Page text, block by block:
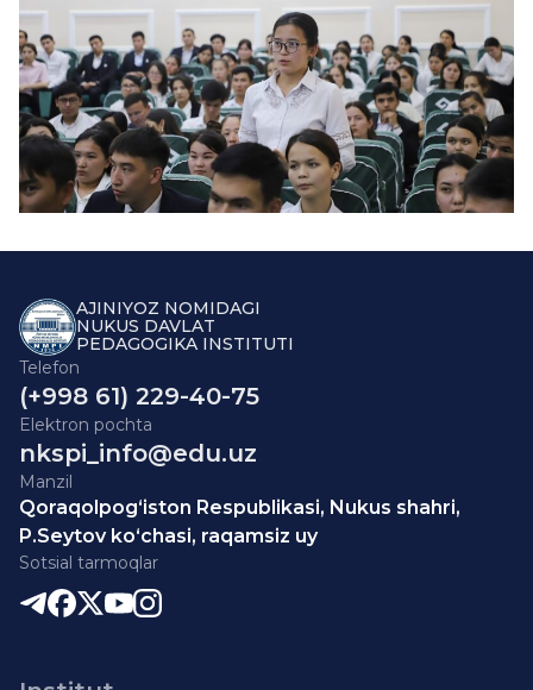
AJINIYOZ NOMIDAGI
NUKUS DAVLAT
PEDAGOGIKA INSTITUTI
Telefon
(+998 61) 229-40-75
Elektron pochta
nkspi_info@edu.uz
Manzil
Qoraqolpog‘iston Respublikasi, Nukus shahri,
P.Seytov ko‘chasi, raqamsiz uy
Sotsial tarmoqlar